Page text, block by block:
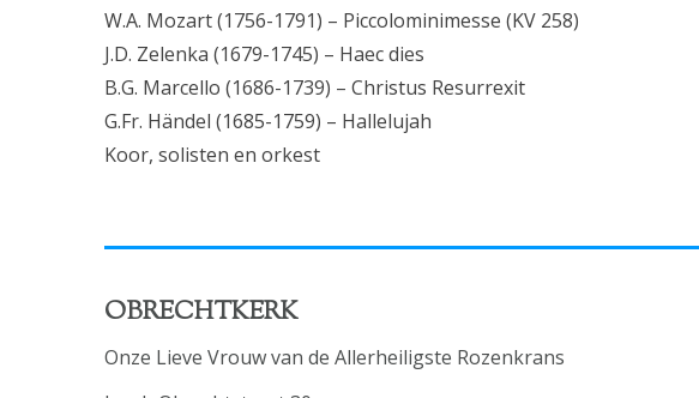
W.A. Mozart (1756-1791) – Piccolominimesse (KV 258)
J.D. Zelenka (1679-1745) – Haec dies
B.G. Marcello (1686-1739) – Christus Resurrexit
G.Fr. Händel (1685-1759) – Hallelujah
Koor, solisten en orkest
OBRECHTKERK
Onze Lieve Vrouw van de Allerheiligste Rozenkrans